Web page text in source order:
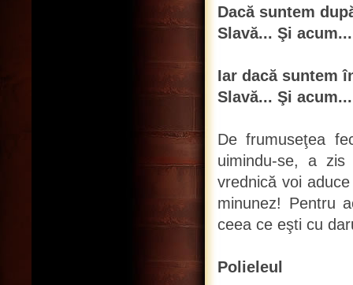
Dacă suntem
Slavă... Şi
Iar dacă suntem
Slavă... Şi
De frumuseţea
uimindu-se, a
vrednică voi
minunez! Pentru
ceea ce eşti cu
Polieleul